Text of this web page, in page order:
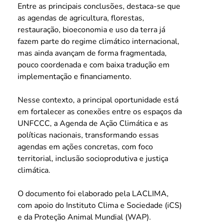
Entre as principais conclusões, destaca-se que
as agendas de agricultura, florestas,
restauração, bioeconomia e uso da terra já
fazem parte do regime climático internacional,
mas ainda avançam de forma fragmentada,
pouco coordenada e com baixa tradução em
implementação e financiamento.
Nesse contexto, a principal oportunidade está
em fortalecer as conexões entre os espaços da
UNFCCC, a Agenda de Ação Climática e as
políticas nacionais, transformando essas
agendas em ações concretas, com foco
territorial, inclusão socioprodutiva e justiça
climática.
O documento foi elaborado pela LACLIMA,
com apoio do Instituto Clima e Sociedade (iCS)
e da Proteção Animal Mundial (WAP).